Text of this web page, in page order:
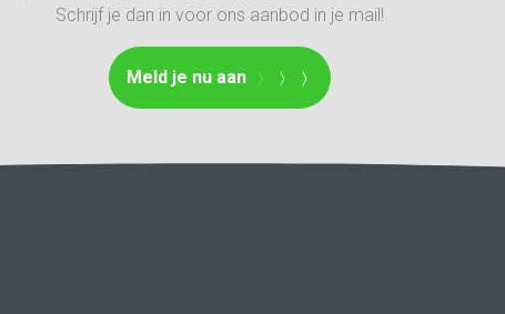
Schrijf je dan in voor ons aanbod in je mail!
Meld je nu aan